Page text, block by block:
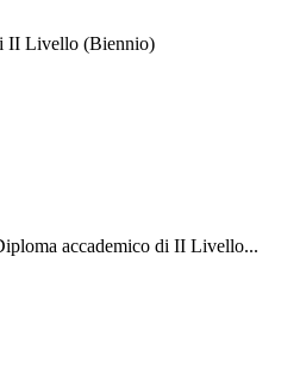
II Livello (Biennio)
accademico di II Livello...